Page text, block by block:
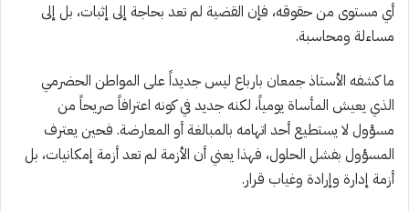
أي مستوى من حقوقه، فإن القضية لم تعد بحاجة إلى إثبات، بل إلى
مساءلة ومحاسبة.
ما كشفه الأستاذ جمعان بارباع ليس جديداً على المواطن الحضرمي
الذي يعيش المأساة يومياً، لكنه جديد في كونه اعترافاً صريحاً من
مسؤول لا يستطيع أحد اتهامه بالمبالغة أو المعارضة. فحين يعترف
المسؤول بفشل الحلول، فهذا يعني أن الأزمة لم تعد أزمة إمكانيات، بل
أزمة إدارة وإرادة وغياب قرار.